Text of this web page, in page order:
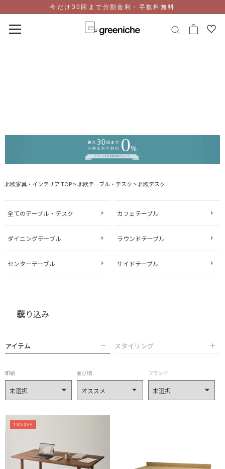
ッ
今だけ30回まで分割金利・手数料無料
北欧家具・インテリア TOP>北欧テーブル・デスク >北欧デスク
全てのテーブル・デスク カフェテーブル
ダイニングテーブル ラウンドテーブル
センターテーブル サイドテーブル
絞り込み
アイテム スタイリング
即納 並び順 ブランド
10%OFF